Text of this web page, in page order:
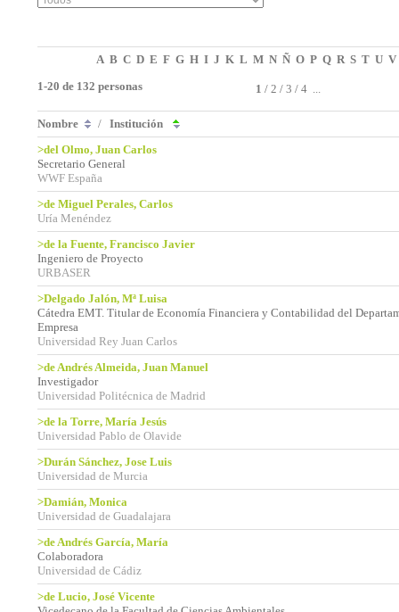
A B C D E F G H I J K L M N Ñ O P Q R S T U V
1-20 de 132 personas
1 / 2 / 3 / 4 ...
Nombre / Institución
>del Olmo, Juan Carlos
Secretario General
WWF España
>de Miguel Perales, Carlos
Uría Menéndez
>de la Fuente, Francisco Javier
Ingeniero de Proyecto
URBASER
>Delgado Jalón, Mª Luisa
Cátedra EMT. Titular de Economía Financiera y Contabilidad del
Empresa
Universidad Rey Juan Carlos
>de Andrés Almeida, Juan Manuel
Investigador
Universidad Politécnica de Madrid
>de la Torre, María Jesús
Universidad Pablo de Olavide
>Durán Sánchez, Jose Luis
Universidad de Murcia
>Damián, Monica
Universidad de Guadalajara
>de Andrés García, María
Colaboradora
Universidad de Cádiz
>de Lucio, José Vicente